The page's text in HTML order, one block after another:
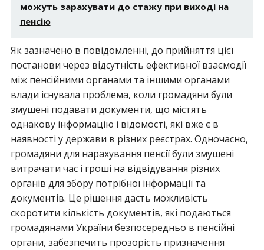
можуть зарахувати до стажу при виході на
пенсію
Як зазначено в повідомленні, до прийняття цієї
постанови через відсутність ефективної взаємодії
між пенсійними органами та іншими органами
влади існувала проблема, коли громадяни були
змушені подавати документи, що містять
однакову інформацію і відомості, які вже є в
наявності у держави в різних реєстрах. Одночасно,
громадяни для нарахування пенсії були змушені
витрачати час і гроші на відвідування різних
органів для збору потрібної інформації та
документів. Це рішення дасть можливість
скоротити кількість документів, які подаються
громадянами України безпосередньо в пенсійні
органи, забезпечить прозорість призначення